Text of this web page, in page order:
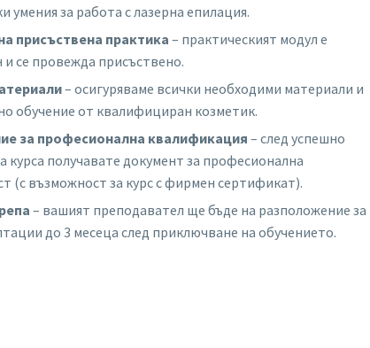
умения за работа с лазерна епилация.
присъствена практика – практическият модул е
се провежда присъствено.
– осигуряваме всички необходими материали и
обучение от квалифициран козметик.
за професионална квалификация – след успешно
курса получавате документ за професионална
(с възможност за курс с фирмен сертификат).
– вашият преподавател ще бъде на разположение за
до 3 месеца след приключване на обучението.